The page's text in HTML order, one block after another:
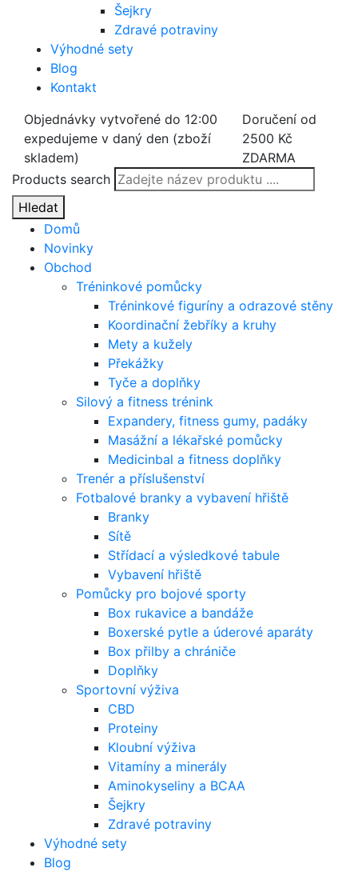
Šejkry
Zdravé potraviny
Výhodné sety
Blog
Kontakt
Objednávky vytvořené do 12:00
expedujeme v daný den (zboží
skladem)
Doručení od
2500 Kč
ZDARMA
Products search
Hledat
Domů
Novinky
Obchod
Tréninkové pomůcky
Tréninkové figuríny a odrazové stěny
Koordinační žebříky a kruhy
Mety a kužely
Překážky
Tyče a doplňky
Silový a fitness trénink
Expandery, fitness gumy, padáky
Masážní a lékařské pomůcky
Medicinbal a fitness doplňky
Trenér a příslušenství
Fotbalové branky a vybavení hřiště
Branky
Sítě
Střídací a výsledkové tabule
Vybavení hřiště
Pomůcky pro bojové sporty
Box rukavice a bandáže
Boxerské pytle a úderové aparáty
Box přilby a chrániče
Doplňky
Sportovní výživa
CBD
Proteiny
Kloubní výživa
Vitamíny a minerály
Aminokyseliny a BCAA
Šejkry
Zdravé potraviny
Výhodné sety
Blog